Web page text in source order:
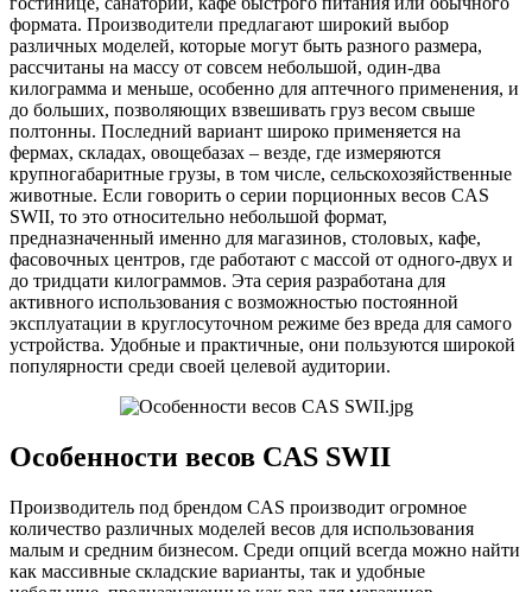
формата. Производители предлагают широкий выбор
различных моделей, которые могут быть разного размера,
рассчитаны на массу от совсем небольшой, один-два
килограмма и меньше, особенно для аптечного применения, и
до больших, позволяющих взвешивать груз весом свыше
полтонны. Последний вариант широко применяется на
фермах, складах, овощебазах – везде, где измеряются
крупногабаритные грузы, в том числе, сельскохозяйственные
животные. Если говорить о серии порционных весов CAS
SWII, то это относительно небольшой формат,
предназначенный именно для магазинов, столовых, кафе,
фасовочных центров, где работают с массой от одного-двух и
до тридцати килограммов. Эта серия разработана для
активного использования с возможностью постоянной
эксплуатации в круглосуточном режиме без вреда для самого
устройства. Удобные и практичные, они пользуются широкой
популярности среди своей целевой аудитории.
Особенности весов CAS SWII
Производитель под брендом CAS производит огромное
количество различных моделей весов для использования
малым и средним бизнесом. Среди опций всегда можно найти
как массивные складские варианты, так и удобные